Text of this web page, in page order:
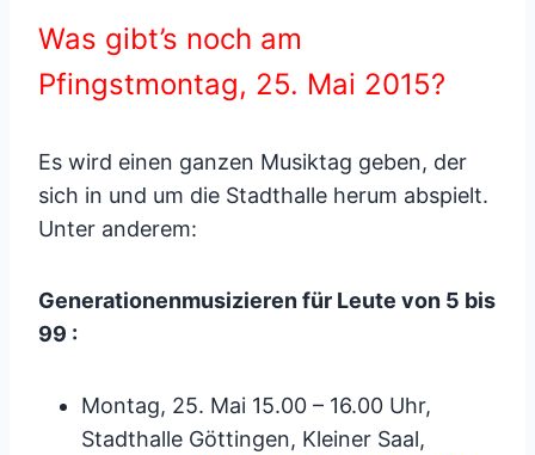
Was gibt’s noch am
Pfingstmontag, 25. Mai 2015?
Es wird einen ganzen Musiktag geben, der
sich in und um die Stadthalle herum abspielt.
Unter anderem:
Generationenmusizieren für Leute von 5 bis
99 :
Montag, 25. Mai 15.00 – 16.00 Uhr,
Stadthalle Göttingen, Kleiner Saal,